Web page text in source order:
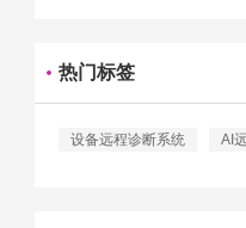
热门标签
设备远程诊断系统 AI